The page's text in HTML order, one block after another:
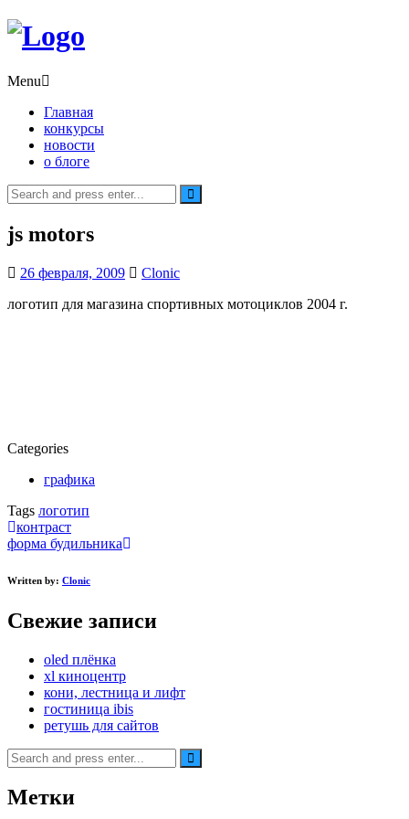
Menu
Главная
конкурсы
новости
о блоге
Search
for:
js motors
26 февраля, 2009
Clonic
логотип для магазина спортивных мотоциклов 2004 г.
Categories
графика
Tags логотип
Post
navigation
контраст
форма будильника
Written by: Clonic
Свежие записи
oled плёнка
xl киноцентр
кони, лестница и лифт
гостиница ibis
ретушь для сайтов
Search
for:
Метки